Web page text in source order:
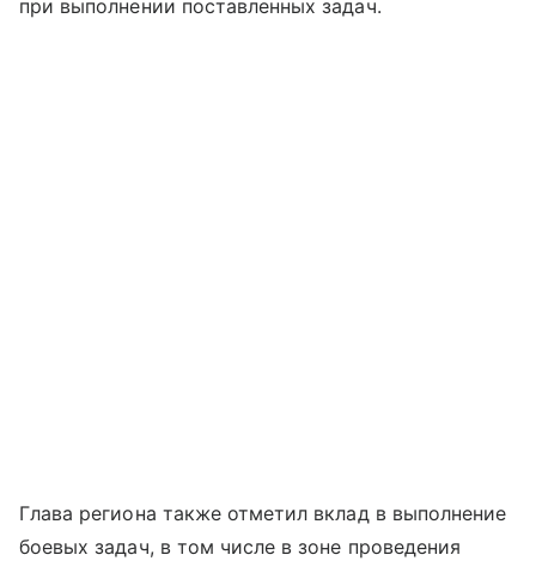
при выполнении поставленных задач.
Глава региона также отметил вклад в выполнение
боевых задач, в том числе в зоне проведения